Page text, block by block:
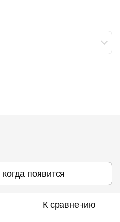
появится
К сравнению